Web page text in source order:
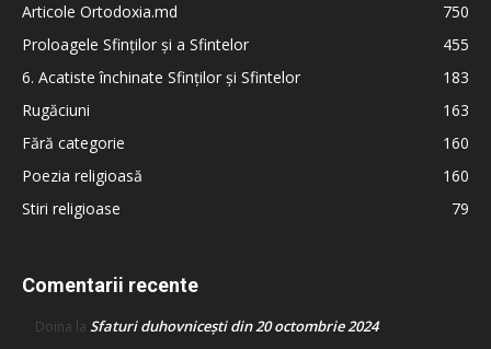
Articole Ortodoxia.md
750
Proloagele Sfinților și a Sfintelor
455
6. Acatiste închinate Sfinților și Sfintelor
183
Rugăciuni
163
Fără categorie
160
Poezia religioasă
160
Stiri religioase
79
Comentarii recente
Doina la Sfaturi duhovnicești din 20 octombrie 2024